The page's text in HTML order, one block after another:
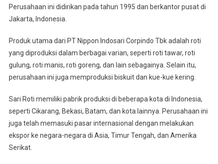
Perusahaan ini didirikan pada tahun 1995 dan berkantor pusat di
Jakarta, Indonesia.
Produk utama dari PT Nippon Indosari Corpindo Tbk adalah roti
yang diproduksi dalam berbagai varian, seperti roti tawar, roti
gulung, roti manis, roti goreng, dan lain sebagainya. Selain itu,
perusahaan ini juga memproduksi biskuit dan kue-kue kering.
Sari Roti memiliki pabrik produksi di beberapa kota di Indonesia,
seperti Cikarang, Bekasi, Batam, dan kota lainnya. Perusahaan ini
juga telah memasuki pasar internasional dengan melakukan
ekspor ke negara-negara di Asia, Timur Tengah, dan Amerika
Serikat.